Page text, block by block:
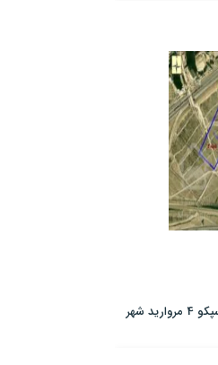
پروژه سپکو چیتگر،پیش فروش پروژه سپکو 4 مروارید شهر